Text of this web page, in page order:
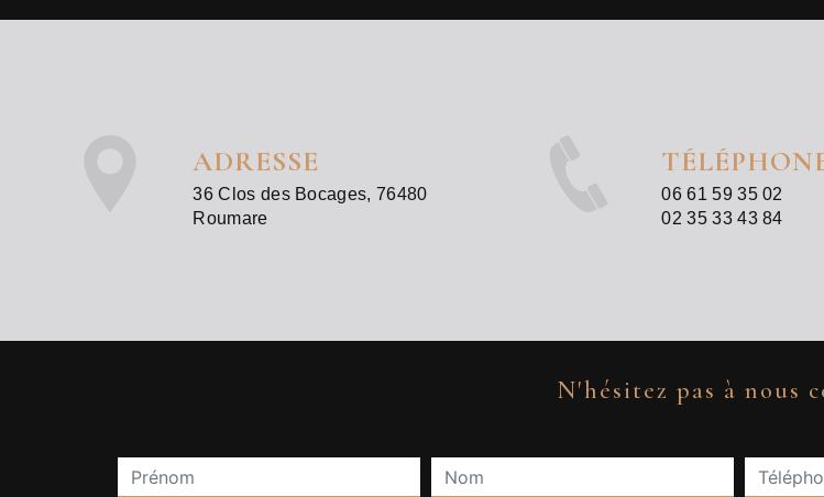
ADRESSE
36 Clos des Bocages, 76480
Roumare
06 61 59 35 02
02 35 33 43 84
N'hésitez pas à nous